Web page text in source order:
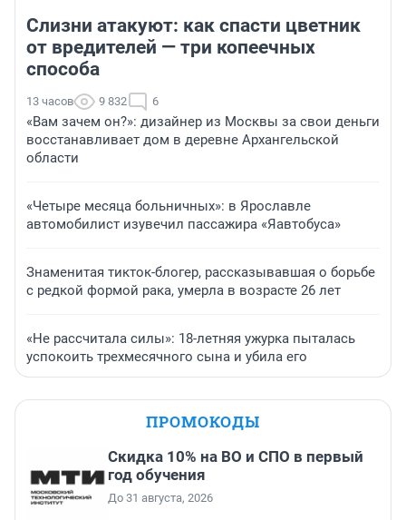
Слизни атакуют: как спасти цветник
от вредителей — три копеечных
способа
13 часов 9 832 6
«Вам зачем он?»: дизайнер из Москвы за свои деньги
восстанавливает дом в деревне Архангельской
области
«Четыре месяца больничных»: в Ярославле
автомобилист изувечил пассажира «Яавтобуса»
Знаменитая тикток-блогер, рассказывавшая о борьбе
с редкой формой рака, умерла в возрасте 26 лет
«Не рассчитала силы»: 18-летняя ужурка пыталась
успокоить трехмесячного сына и убила его
ПРОМОКОДЫ
Скидка 10% на ВО и СПО в первый
год обучения
До 31 августа, 2026